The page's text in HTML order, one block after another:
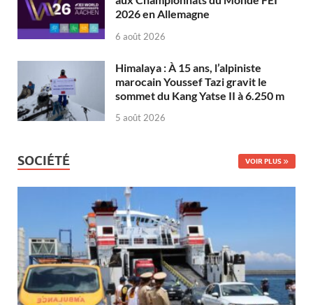
2026 en Allemagne
6 août 2026
Himalaya : À 15 ans, l’alpiniste
marocain Youssef Tazi gravit le
sommet du Kang Yatse II à 6.250 m
5 août 2026
SOCIÉTÉ VOIR PLUS